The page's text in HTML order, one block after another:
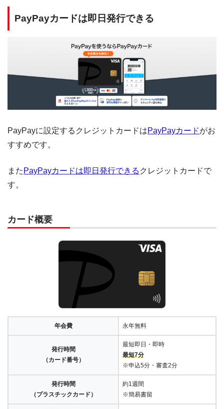
PayPayカードは即日発行できる
PayPayに設定するクレジットカードはPayPayカードがお
すすめです。
また PayPayカードは即日発行できる クレジットカードで
す。
カード概要
年会費 永年無料
発行時間
（カード番号）
最短即日・即時
最短7分
※申込5分・審査2分
発行時間
（プラスチックカード）
約1週間
※簡易書留